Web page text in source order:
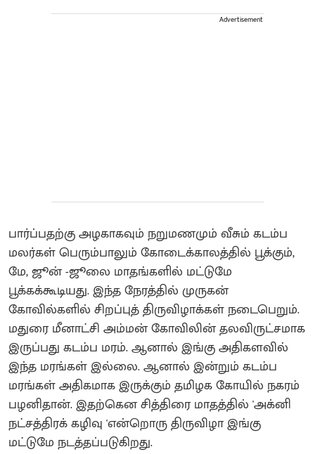
Advertisement
பார்ப்பதற்கு அழகாகவும் நறுமணமும் வீசும் கடம்ப
மலர்கள் பெரும்பாலும் கோடைக்காலத்தில் பூக்கும்,
மே, ஜூன் -ஜூலை மாதங்களில் மட்டுமே
பூக்கக்கூடியது. இந்த நேரத்தில் முருகன்
கோவில்களில் சிறப்புத் திருவிழாக்கள் நடைபெறும்.
மதுரை மீனாட்சி அம்மன் கோவிலின் தலவிருட்சமாக
இருப்பது கடம்ப மரம். ஆனால் இங்கு அதிகளவில்
இந்த மரங்கள் இல்லை. ஆனால் இன்றும் கடம்ப
மரங்கள் அதிகமாக இருக்கும் தமிழக கோயில் நகரம்
பழனிதான். இதற்கென சித்திரை மாதத்தில் 'அக்னி
நட்சத்திரக் கழிவு 'என்றொரு திருவிழா இங்கு
மட்டுமே நடத்தப்படுகிறது.